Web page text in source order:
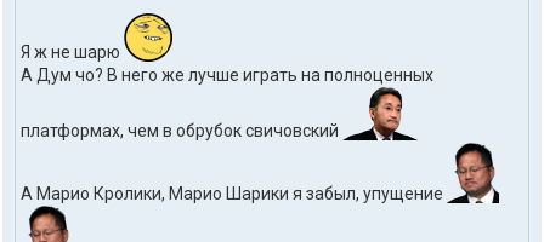
Я ж не шарю
А Дум чо? В него же лучше играть на полноценных
платформах, чем в обрубок свичовский
А Марио Кролики, Марио Шарики я забыл, упущение